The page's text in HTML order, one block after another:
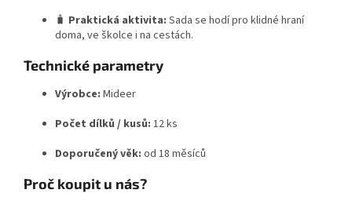
🧳 Praktická aktivita: Sada se hodí pro klidné hraní
doma, ve školce i na cestách.
Technické parametry
Výrobce: Mideer
Počet dílků / kusů: 12 ks
Doporučený věk: od 18 měsíců
Proč koupit u nás?